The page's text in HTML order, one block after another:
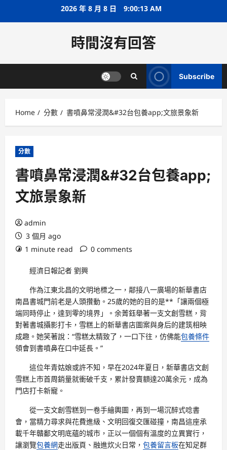
2026 年 8 月 8 日 9:00:14 AM
時間沒有回答
Subscribe
Home 分數 書噴鼻常浸潤&#32台包養app;文旅景象新
分數
書噴鼻常浸潤&#32台包養app;
文旅景象新
admin
3 個月 ago
1 minute read
0 comments
經濟日報記者 劉興
作為江東北昌的文明地標之一，鄰接八一廣場的新華書店
南昌書城門前老是人頭攢動。25歲的她的目的是**「讓兩個極
端同時停止，達到零的境界」。余菁鈺舉著一支文創雪糕，背
對著書城攝影打卡，雪糕上的新華書店圖案與身后的建筑相映
成趣。她笑著說：“雪糕太精致了，一口下往，仿佛能包養條件
領會到書噴鼻在口中延長。”
這位年青姑娘或許不知，早在2024年夏日，新華書店文創
雪糕上市首周銷量就衝破千支，累計發賣額達20萬余元，成為
門店打卡新寵。
從一支文創雪糕到一卷手繪輿圖，再到一場沉醉式唸書
會，當精力尋求與花費進級、文明回復交匯碰撞，南昌這座承
載千年贛鄱文明底蘊的城市，正以一個個有溫度的立異實行，
讓瀏覽包養網走出版頁、融進炊火日常， 包養留言板在知足群